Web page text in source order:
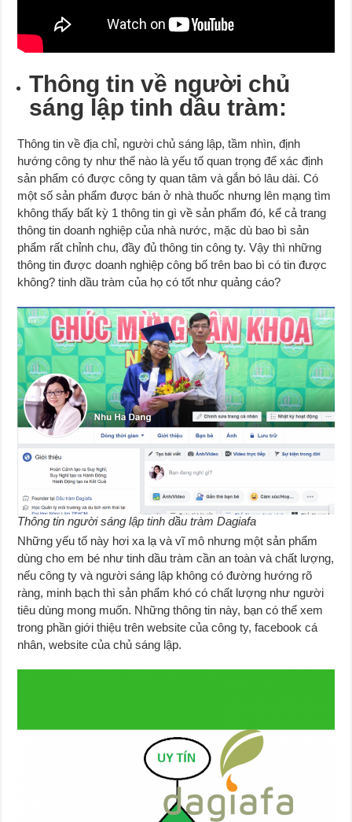
Thông tin về người chủ
sáng lập tinh dầu tràm:
Thông tin về địa chỉ, người chủ sáng lập, tầm nhìn, định
hướng công ty như thế nào là yếu tố quan trọng để xác định
sản phẩm có được công ty quan tâm và gắn bó lâu dài. Có
một số sản phẩm được bán ở nhà thuốc nhưng lên mạng tìm
không thấy bất kỳ 1 thông tin gì về sản phẩm đó, kể cả trang
thông tin doanh nghiệp của nhà nước, mặc dù bao bì sản
phẩm rất chỉnh chu, đầy đủ thông tin công ty. Vậy thì những
thông tin được doanh nghiệp công bố trên bao bì có tin được
không? tinh dầu tràm của họ có tốt như quảng cáo?
Thông tin người sáng lập tinh dầu tràm Dagiafa
Những yếu tố này hơi xa lạ và vĩ mô nhưng một sản phẩm
dùng cho em bé như tinh dầu tràm cần an toàn và chất lượng,
nếu công ty và người sáng lập không có đường hướng rõ
ràng, minh bạch thì sản phẩm khó có chất lượng như người
tiêu dùng mong muốn. Những thông tin này, bạn có thể xem
trong phần giới thiệu trên website của công ty, facebook cá
nhân, website của chủ sáng lập.